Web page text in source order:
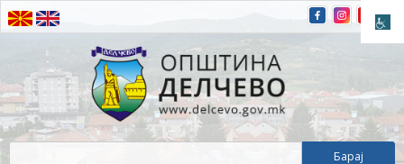
Прескокнете на содржината
Општина Делчево
Општина Делчево